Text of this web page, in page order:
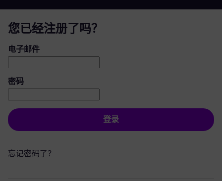
您已经注册了吗？
登录：用户和密码
电子邮件
密码
登录
忘记密码了？